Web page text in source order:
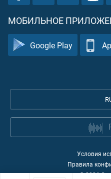
МОБИЛЬНОЕ
Google Play
Условия
Правила
©2026